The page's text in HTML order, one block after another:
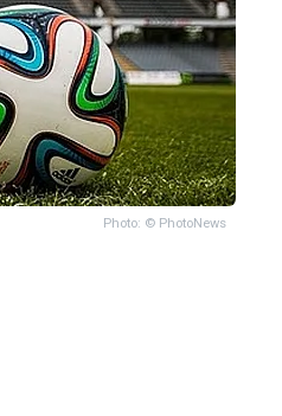
Photo: © PhotoNews